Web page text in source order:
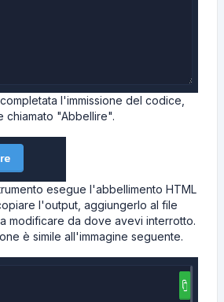
l'immissione del codice,
chiamato "Abbellire".
esegue l'abbellimento HTML
l'output, aggiungerlo al file
modificare da dove avevi interrotto.
è simile all'immagine seguente.